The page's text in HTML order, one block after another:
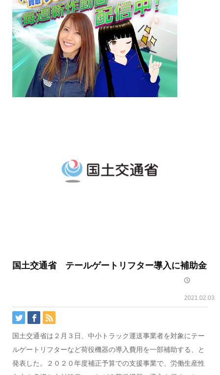
国土交通省 テールゲートリフター導入に補助金
2021.02.03
国土交通省は２月３日、中小トラック運送事業者を対象にテー
ルゲートリフターなど荷役機器の導入費用を一部補助する、と
発表した。２０２０年度補正予算での支援事業で、労働生産性